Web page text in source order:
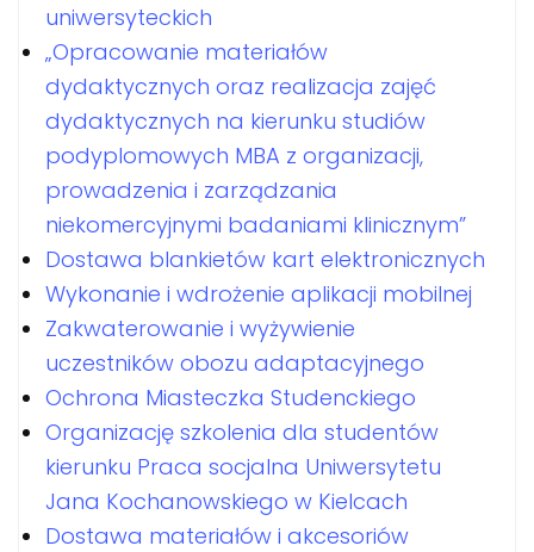
uniwersyteckich
„Opracowanie materiałów
dydaktycznych oraz realizacja zajęć
dydaktycznych na kierunku studiów
podyplomowych MBA z organizacji,
prowadzenia i zarządzania
niekomercyjnymi badaniami klinicznym”
Dostawa blankietów kart elektronicznych
Wykonanie i wdrożenie aplikacji mobilnej
Zakwaterowanie i wyżywienie
uczestników obozu adaptacyjnego
Ochrona Miasteczka Studenckiego
Organizację szkolenia dla studentów
kierunku Praca socjalna Uniwersytetu
Jana Kochanowskiego w Kielcach
Dostawa materiałów i akcesoriów